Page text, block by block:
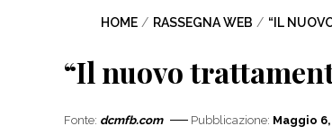
HOME / RASSEGNA WEB / “IL
“Il nuovo
Fonte: dcmfb.com Pubblicazione: Maggio 6,